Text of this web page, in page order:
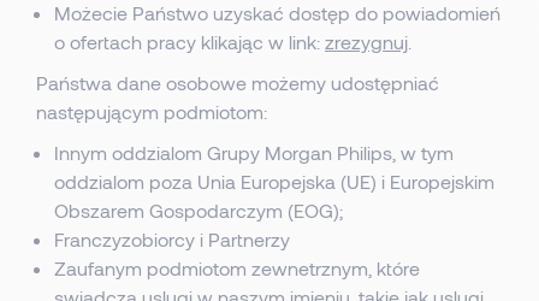
Możecie Państwo uzyskać dostęp do powiadomień
o ofertach pracy klikając w link: zrezygnuj
Państwa dane osobowe możemy udostępniać
następującym podmiotom:
Innym oddzialom Grupy Morgan Philips, w tym
oddzialom poza Unia Europejska (UE) i Europejskim
Obszarem Gospodarczym (EOG);
Franczyzobiorcy i Partnerzy
Zaufanym podmiotom zewnetrznym, które